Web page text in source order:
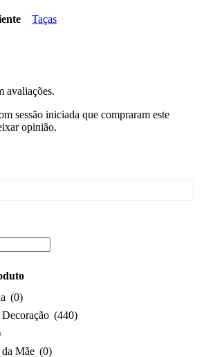
Taças
avaliações.
sessão iniciada que compraram este
opinião.
(0)
(440)
Mãe (0)